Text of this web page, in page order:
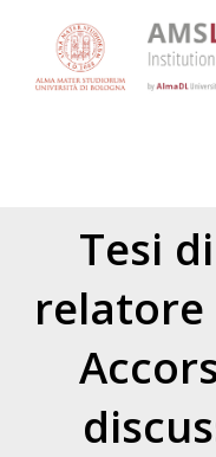
Tesi